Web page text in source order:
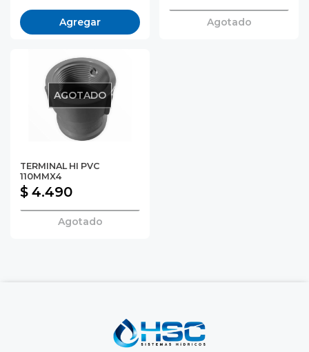
Agregar Agotado
AGOTADO
TERMINAL HI PVC
110MMX4
$ 4.490
Agotado